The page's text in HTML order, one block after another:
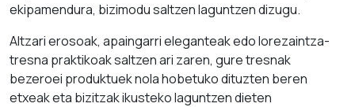
ekipamendura, bizimodu saltzen laguntzen dizugu.
Altzari erosoak, apaingarri eleganteak edo lorezaintza-
tresna praktikoak saltzen ari zaren, gure tresnak
bezeroei produktuek nola hobetuko dituzten beren
etxeak eta bizitzak ikusteko laguntzen dieten